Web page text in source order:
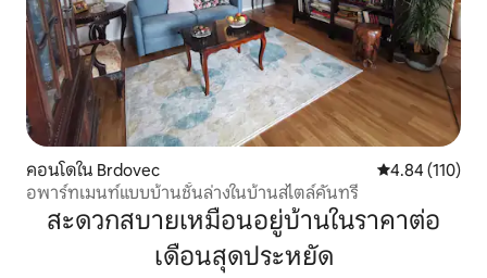
คอนโดใน Brdovec คะแนนเฉลี่ย
4.84 (110)
อพาร์ทเมนท์แบบบ้านชั้นล่างในบ้านสไตล์คันทรี่
สะดวกสบายเหมือนอยู่บ้านในราคาต่อ
เดือนสุดประหยัด